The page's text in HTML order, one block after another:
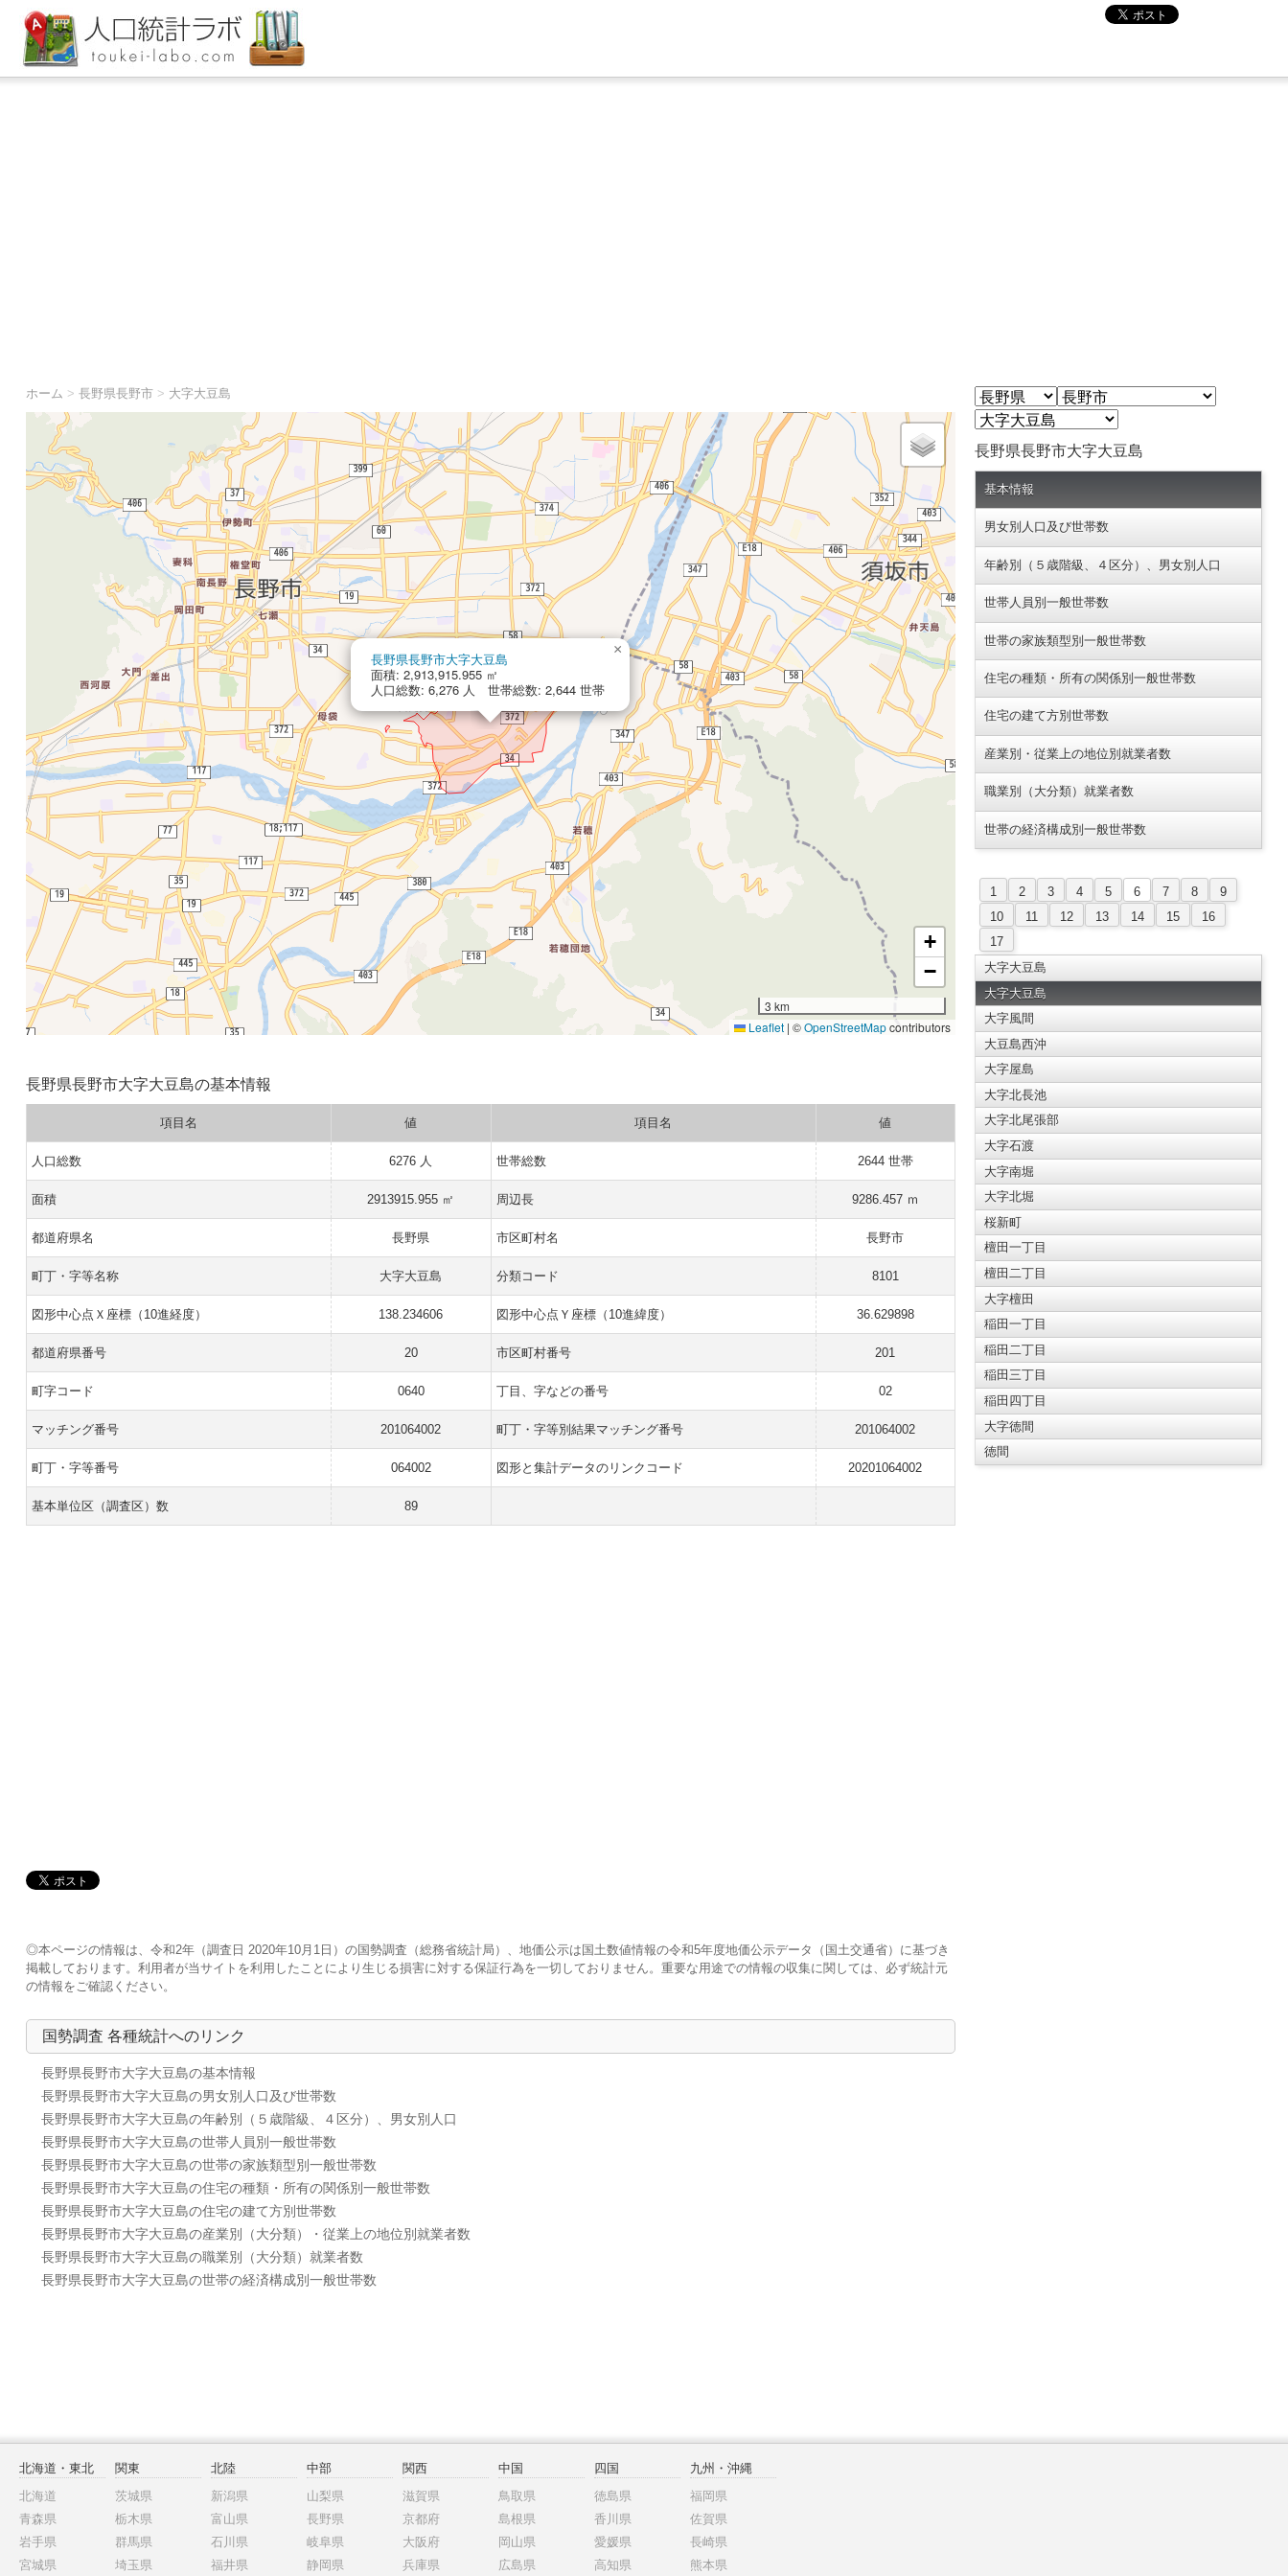
ホーム > 長野県長野市> 大字大豆島
長野県長野市大字大豆島
面積: 2,913,915.955 ㎡
人口総数: 6,276 人 世帯総数: 2,644 世帯
×
+
−
3 km
Leaflet | ©OpenStreetMapcontributors
長野県長野市大字大豆島の基本情報
項目名 値 項目名 値
人口総数 6276 人 世帯総数 2644 世帯
面積 2913915.955 ㎡ 周辺長 9286.457 ｍ
都道府県名 長野県 市区町村名 長野市
町丁・字等名称 大字大豆島 分類コード 8101
図形中心点Ｘ座標（10進経度） 138.234606 図形中心点Ｙ座標（10進緯度） 36.629898
都道府県番号 20 市区町村番号 201
町字コード 0640 丁目、字などの番号 02
マッチング番号 201064002 町丁・字等別結果マッチング番号 201064002
町丁・字等番号 064002 図形と集計データのリンクコード 20201064002
基本単位区（調査区）数 89
◎本ページの情報は、令和2年（調査日 2020年10月1日）の国勢調査（総務省統計局）、地価公示は国土数値情報の令和5年度地価公示データ（国土交通省）に基づき
掲載しております。利用者が当サイトを利用したことにより生じる損害に対する保証行為を一切しておりません。重要な用途での情報の収集に関しては、必ず統計元
の情報をご確認ください。
国勢調査 各種統計へのリンク
長野県長野市大字大豆島の基本情報
長野県長野市大字大豆島の男女別人口及び世帯数
長野県長野市大字大豆島の年齢別（５歳階級、４区分）、男女別人口
長野県長野市大字大豆島の世帯人員別一般世帯数
長野県長野市大字大豆島の世帯の家族類型別一般世帯数
長野県長野市大字大豆島の住宅の種類・所有の関係別一般世帯数
長野県長野市大字大豆島の住宅の建て方別世帯数
長野県長野市大字大豆島の産業別（大分類）・従業上の地位別就業者数
長野県長野市大字大豆島の職業別（大分類）就業者数
長野県長野市大字大豆島の世帯の経済構成別一般世帯数
長野県長野市大字大豆島
基本情報
男女別人口及び世帯数
年齢別（５歳階級、４区分）、男女別人口
世帯人員別一般世帯数
世帯の家族類型別一般世帯数
住宅の種類・所有の関係別一般世帯数
住宅の建て方別世帯数
産業別・従業上の地位別就業者数
職業別（大分類）就業者数
世帯の経済構成別一般世帯数
1 2 3 4 5 6 7 8
9
10
11 12 13 14 15
16
17
大字大豆島
大字大豆島
大字風間
大豆島西沖
大字屋島
大字北長池
大字北尾張部
大字石渡
大字南堀
大字北堀
桜新町
檀田一丁目
檀田二丁目
大字檀田
稲田一丁目
稲田二丁目
稲田三丁目
稲田四丁目
大字徳間
徳間
北海道・東北
北海道
青森県
岩手県
宮城県
関東
茨城県
栃木県
群馬県
埼玉県
北陸
新潟県
富山県
石川県
福井県
中部
山梨県
長野県
岐阜県
静岡県
関西
滋賀県
京都府
大阪府
兵庫県
中国
鳥取県
島根県
岡山県
広島県
四国
徳島県
香川県
愛媛県
高知県
九州・沖縄
福岡県
佐賀県
長崎県
熊本県